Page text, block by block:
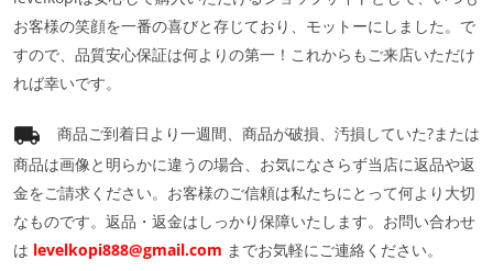
お客様の笑顔を一番の喜びと存じており、モットーにしました。で
すので、品質安心保証は何よりの第一！これからもご来店いただけ
れば幸いです。
商品ご到着日より一週間、商品が破損、汚損していた?または
商品は画像と明らかに違うの場合、お気になさらず当店に返品や返
金をご請求ください。お客様のご信頼は私たちにとって何より大切
なものです。返品・返金はしっかり保障いたします。お問い合わせ
は levelkopi888@gmail.com までお気軽にご連絡ください。